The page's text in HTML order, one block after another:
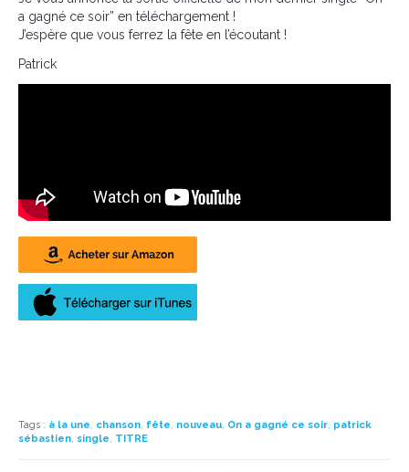
a gagné ce soir” en téléchargement !
J’espère que vous ferrez la fête en l’écoutant !
Patrick
Tags : à la une, chanson, fête, nouveau, On a gagné ce soir, patrick
sébastien, single, TITRE